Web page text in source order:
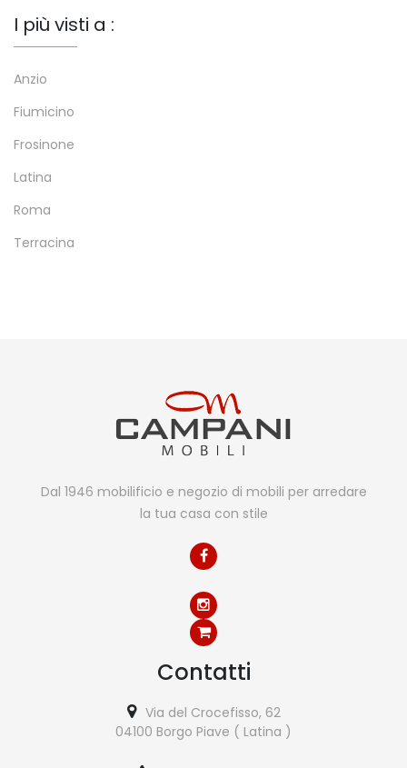
I più visti a :
Anzio
Fiumicino
Frosinone
Latina
Roma
Terracina
Dal 1946 mobilificio e negozio di mobili per arredare
la tua casa con stile
Contatti
Via del Crocefisso, 62
04100 Borgo Piave ( Latina )